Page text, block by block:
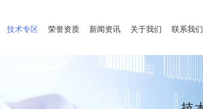
技术专区 荣誉资质 新闻资讯 关于我们 联系我们